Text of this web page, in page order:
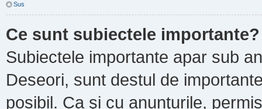
Sus
Ce sunt subiectele importante?
Subiectele importante apar sub
Deseori, sunt destul de
posibil. Ca şi cu anunţurile,